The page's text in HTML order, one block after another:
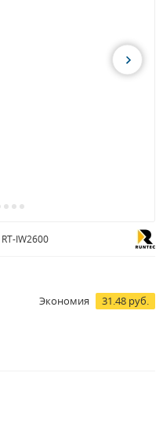
RT-IW2600
Экономия 31.48 руб.